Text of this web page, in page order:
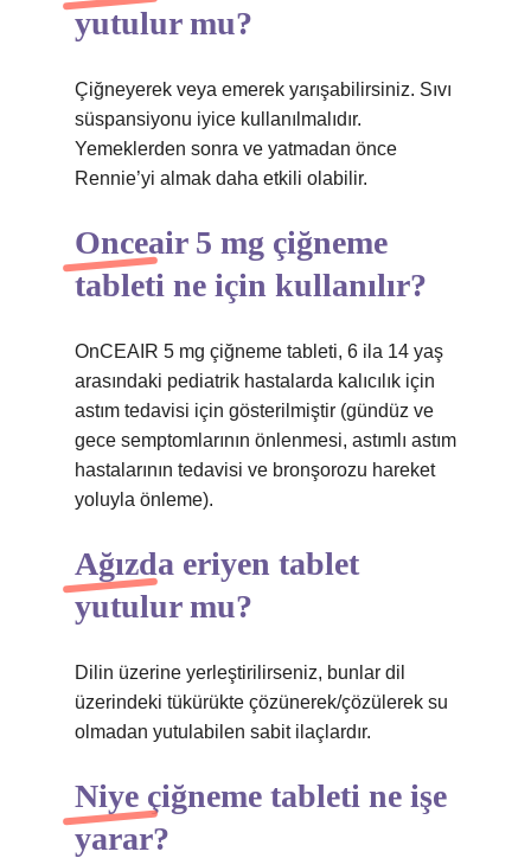
yutulur mu?
Çiğneyerek veya emerek yarışabilirsiniz. Sıvı
süspansiyonu iyice kullanılmalıdır.
Yemeklerden sonra ve yatmadan önce
Rennie’yi almak daha etkili olabilir.
Onceair 5 mg çiğneme
tableti ne için kullanılır?
OnCEAIR 5 mg çiğneme tableti, 6 ila 14 yaş
arasındaki pediatrik hastalarda kalıcılık için
astım tedavisi için gösterilmiştir (gündüz ve
gece semptomlarının önlenmesi, astımlı astım
hastalarının tedavisi ve bronşorozu hareket
yoluyla önleme).
Ağızda eriyen tablet
yutulur mu?
Dilin üzerine yerleştirilirseniz, bunlar dil
üzerindeki tükürükte çözünerek/çözülerek su
olmadan yutulabilen sabit ilaçlardır.
Niye çiğneme tableti ne işe
yarar?